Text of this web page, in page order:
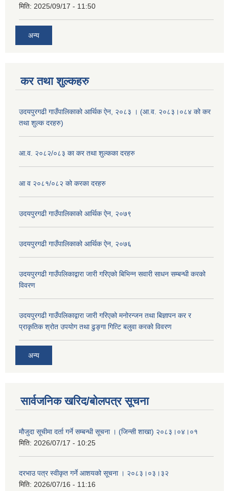
मिति: 2025/09/17 - 11:50
अन्य
कर तथा शुल्कहरु
उदयपुरगढी गाउँपालिकाको आर्थिक ऐन, २०८३ । (आ.व. २०८३।०८४ को कर
तथा शुल्क दरहरु)
आ.व. २०८२/०८३ का कर तथा शुल्कका दरहरु
आ व २०८१/०८२ को करका दरहरु
उदयपुरगढी गाउँपालिकाको आर्थिक ऐन, २०७९
उदयपुरगढी गाउँपालिकाको आर्थिक ऐन, २०७६
उदयपुरगढी गाउँपलिकाद्वारा जारी गरिएको बिभिन्न सवारी साधन सम्बन्धी करको
विवरण
उदयपुरगढी गाउँपलिकाद्वारा जारी गरिएको मनोरन्जन तथा बिज्ञापन कर र
प्राकृतिक श्रोत उपयोग तथा ढुङ्गा गित्टि बलुवा करको विवरण
अन्य
सार्वजनिक खरिद/बोलपत्र सूचना
मौजुदा सूचीमा दर्ता गर्ने सम्बन्धी सूचना । (जिन्सी शाखा) २०८३।०४।०१
मिति: 2026/07/17 - 10:25
दरभाउ पत्र स्वीकृत गर्ने आशयको सूचना । २०८३।०३।३२
मिति: 2026/07/16 - 11:16